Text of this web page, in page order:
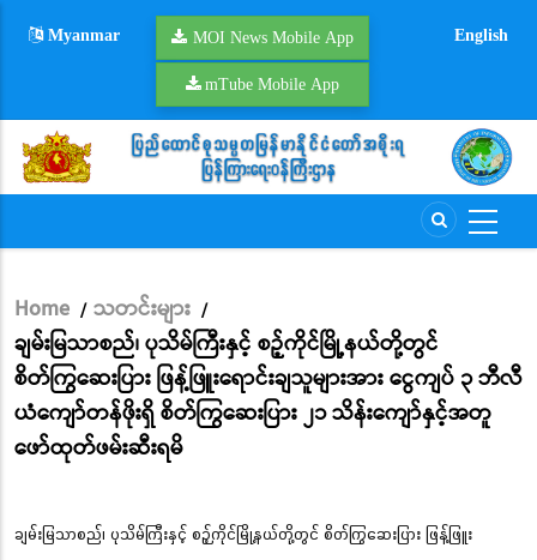
Myanmar MOI News Mobile App
mTube Mobile App
English
Breadcrumb
Home / သတင်းများ /
ချမ်းမြသာစည်၊ ပုသိမ်ကြီးနှင့် စဉ့်ကိုင်မြို့နယ်တို့တွင်
စိတ်ကြွဆေးပြား ဖြန့်ဖြူးရောင်းချသူများအား ငွေကျပ် ၃ ဘီလီ
ယံကျော်တန်ဖိုးရှိ စိတ်ကြွဆေးပြား ၂၁ သိန်းကျော်နှင့်အတူ
ဖော်ထုတ်ဖမ်းဆီးရမိ
ချမ်းမြသာစည်၊ ပုသိမ်ကြီးနှင့် စဉ့်ကိုင်မြို့နယ်တို့တွင် စိတ်ကြွဆေးပြား ဖြန့်ဖြူး